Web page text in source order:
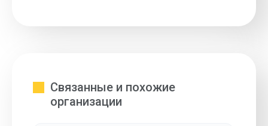
Связанные и похожие
организации